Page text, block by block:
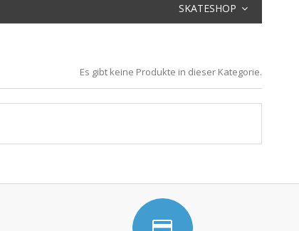
SKATESHOP
Es gibt keine Produkte in dieser Kategorie.